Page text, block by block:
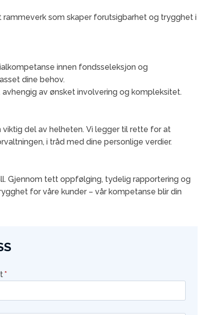
som skaper forutsigbarhet og trygghet i
innen fondsseleksjon og
dine behov.
av ønsket involvering og kompleksitet.
del av helheten. Vi legger til rette for at
i tråd med dine personlige verdier.
Gjennom tett oppfølging, tydelig rapportering og
for våre kunder – vår kompetanse blir din
*